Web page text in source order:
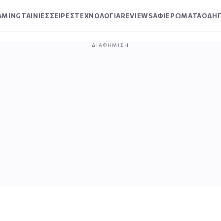
ΤΑΙΝΙΕΣΣΕΙΡΕΣΤΕΧΝΟΛΟΓΙΑREVIEWSΑΦΙΕΡΩΜΑΤΑ
ΔΙΑΦΉΜΙΣΗ